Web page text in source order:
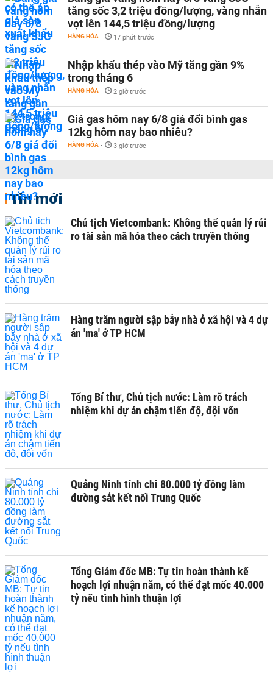
tăng sốc 3,2 triệu đồng/lượng, vàng nhẫn
vọt lên 144,5 triệu đồng/lượng
HÀNG HÓA - 17 phút trước
Nhập khẩu thép vào Mỹ tăng gần 9%
trong tháng 6
HÀNG HÓA - 2 giờ trước
Giá gas hôm nay 6/8 giá đổi bình gas
12kg hôm nay bao nhiêu?
HÀNG HÓA - 3 giờ trước
Tin mới
Chủ tịch Vietcombank: Không thể quản lý rủi
ro tài sản mã hóa theo cách truyền thống
Hàng trăm người sập bẫy nhà ở xã hội và 4 dự
án 'ma' ở TP HCM
Tổng Bí thư, Chủ tịch nước: Làm rõ trách
nhiệm khi dự án chậm tiến độ, đội vốn
Quảng Ninh tính chi 80.000 tỷ đồng làm
đường sắt kết nối Trung Quốc
Tổng Giám đốc MB: Tự tin hoàn thành kế
hoạch lợi nhuận năm, có thể đạt mốc 40.000
tỷ nếu tình hình thuận lợi